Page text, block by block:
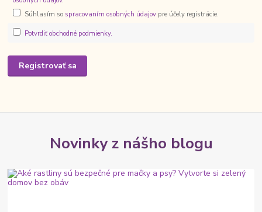
Súhlasím so spracovaním osobných údajovpre účely registrácie.
Potvrdiť obchodné podmienky.
Registrovať sa
Novinky z nášho blogu